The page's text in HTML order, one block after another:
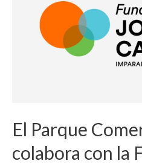
El Parque
colabora con la